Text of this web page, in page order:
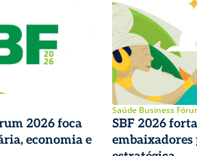
2026 foca
economia e
Saúde Business
SBF 2026